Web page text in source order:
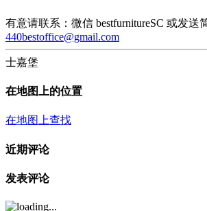
有意请联系：微信 bestfurnitureSC 或发送
440bestoffice@gmail.com
士嘉堡
在地图上的位置
在地图上查找
近期评论
发表评论